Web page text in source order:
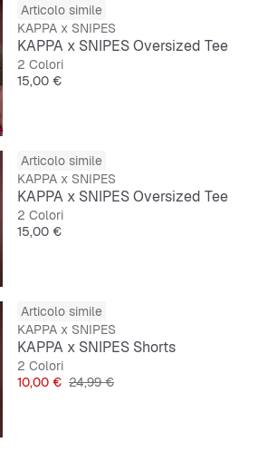
Articolo simile
KAPPA x SNIPES
KAPPA x SNIPES Oversized Tee
2 Colori
Prezzo
15,00 €
Articolo simile
KAPPA x SNIPES
KAPPA x SNIPES Oversized Tee
2 Colori
Prezzo
15,00 €
Articolo simile
KAPPA x SNIPES
KAPPA x SNIPES Shorts
2 Colori
Prezzo
10,00 € Prezzo originale
24,99 €